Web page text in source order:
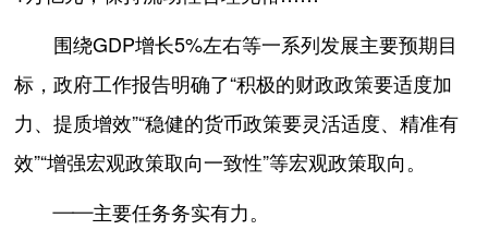
围绕GDP增长5%左右等一系列发展主要预期目
标，政府工作报告明确了“积极的财政政策要适度加
力、提质增效”“稳健的货币政策要灵活适度、精准有
效”“增强宏观政策取向一致性”等宏观政策取向。
——主要任务务实有力。